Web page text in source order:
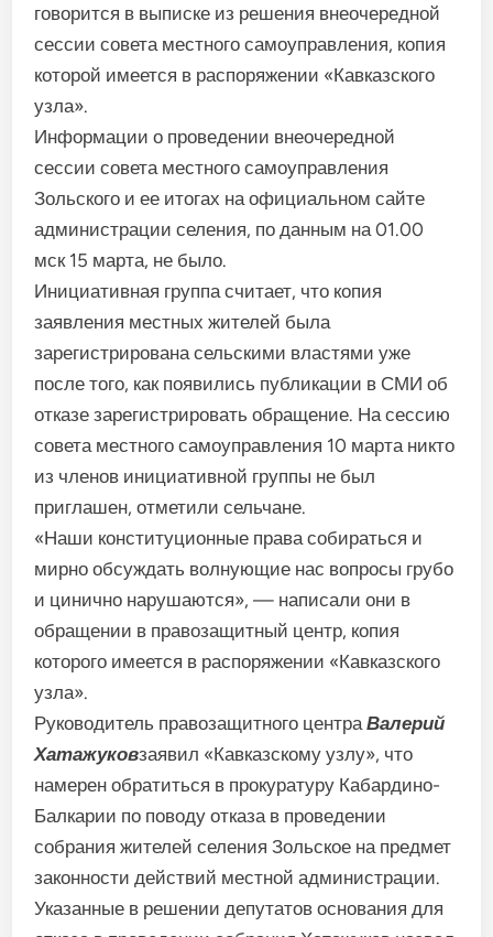
говорится в выписке из решения внеочередной
сессии совета местного самоуправления, копия
которой имеется в распоряжении «Кавказского
узла».
Информации о проведении внеочередной
сессии совета местного самоуправления
Зольского и ее итогах на официальном сайте
администрации селения, по данным на 01.00
мск 15 марта, не было.
Инициативная группа считает, что копия
заявления местных жителей была
зарегистрирована сельскими властями уже
после того, как появились публикации в СМИ об
отказе зарегистрировать обращение. На сессию
совета местного самоуправления 10 марта никто
из членов инициативной группы не был
приглашен, отметили сельчане.
«Наши конституционные права собираться и
мирно обсуждать волнующие нас вопросы грубо
и цинично нарушаются», — написали они в
обращении в правозащитный центр, копия
которого имеется в распоряжении «Кавказского
узла».
Руководитель правозащитного центраВалерий
Хатажуковзаявил «Кавказскому узлу», что
намерен обратиться в прокуратуру Кабардино-
Балкарии по поводу отказа в проведении
собрания жителей селения Зольское на предмет
законности действий местной администрации.
Указанные в решении депутатов основания для